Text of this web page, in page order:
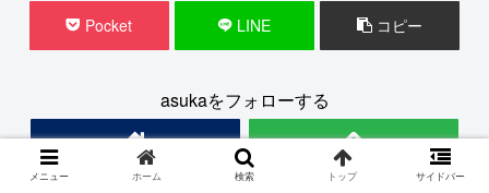
Pocket LINE コピー
asukaをフォローする
メニュー ホーム 検索 トップ サイドバー